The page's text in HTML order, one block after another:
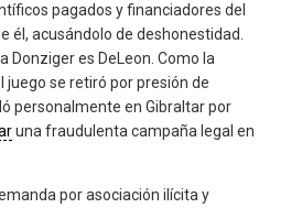
pagados y financiadores del
él, acusándolo de deshonestidad.
Donziger es DeLeon. Como la
juego se retiró por presión de
personalmente en Gibraltar por
una fraudulenta campaña legal en
por asociación ilícita y